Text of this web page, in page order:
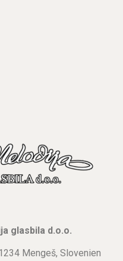
glasbila d.o.o.
Mengeš, Slovenien